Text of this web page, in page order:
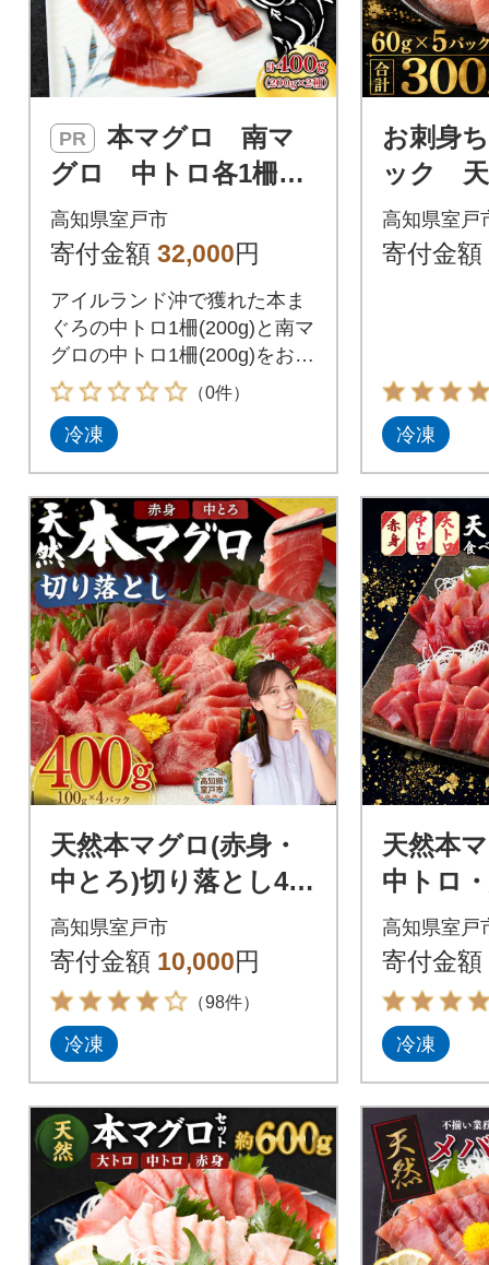
PR
グロ 中トロ各1柵
(計400g) 食べ比べ
高知県室戸市
寄付金額 32,000円
アイルランド沖で獲れた本ま
ぐろの中トロ1柵(200g)と南マ
グロの中トロ1柵(200g)をお届
けします!まぐろ丼(漬け丼)や
マグロたたき(ネギトロ)、お
刺身(お刺し身)などでぜひ食
お惣菜としてもお楽しみくだ
さい。
（0件）
冷凍
お刺身
ック 天
中トロ5
事業者
高知県室戸
寄付金額
冷凍
天然本マグロ(赤身・
中とろ)切り落とし400
g 刺身用 訳あり 海鮮
漬け丼などアレンジ
さまざま
高知県室戸市
寄付金額 10,000円
（98件）
冷凍
天然本
中トロ
落とし
海鮮漬
ンジさ
高知県室戸
寄付金額
冷凍